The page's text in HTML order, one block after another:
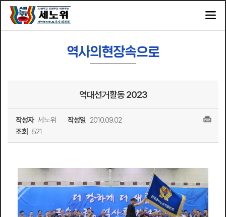
역사의현장속으로
역대선거활동 2023
작성자 세노위 작성일 2010.09.02
조회
521